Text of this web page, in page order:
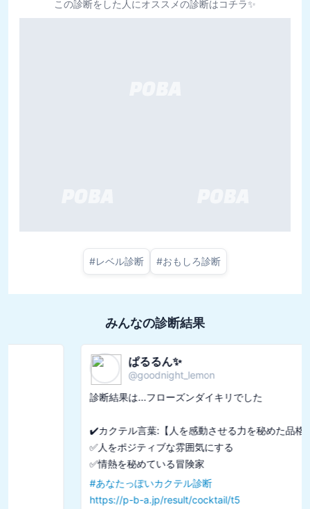
この診断をした人にオススメの診断はコチラ✨
#レベル診断 #おもしろ診断
みんなの診断結果
ぱるるん✨
goodnight_lemon
診断結果は...フローズンダイキリでした
✔️カクテル言葉:【人を感動させる力を秘めた品格者】
✅人をポジティブな雰囲気にする
✅情熱を秘めている冒険家
あなたっぽいカクテル診断
https://p-b-a.jp/result/cocktail/t5